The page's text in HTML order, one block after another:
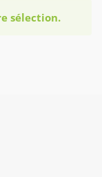
sélection.